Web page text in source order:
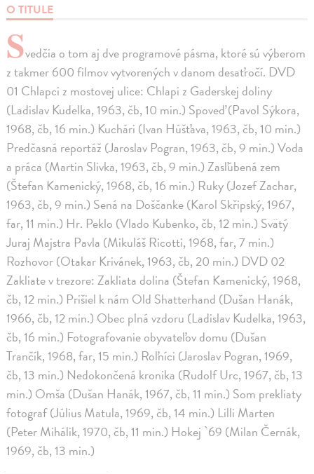
O TITULE
Svedčia o tom aj dve programové pásma, ktoré sú výberom
z takmer 600 filmov vytvorených v danom desaťročí. DVD
01 Chlapci z mostovej ulice: Chlapi z Gaderskej doliny
(Ladislav Kudelka, 1963, čb, 10 min.) Spoveď (Pavol Sýkora,
1968, čb, 16 min.) Kuchári (Ivan Húšťava, 1963, čb, 10 min.)
Predčasná reportáž (Jaroslav Pogran, 1963, čb, 9 min.) Voda
a práca (Martin Slivka, 1963, čb, 9 min.) Zasľúbená zem
(Štefan Kamenický, 1968, čb, 16 min.) Ruky (Jozef Zachar,
1963, čb, 9 min.) Sená na Doščanke (Karol Skřipský, 1967,
far, 11 min.) Hr. Peklo (Vlado Kubenko, čb, 12 min.) Svätý
Juraj Majstra Pavla (Mikuláš Ricotti, 1968, far, 7 min.)
Rozhovor (Otakar Krivánek, 1963, čb, 20 min.) DVD 02
Zakliate v trezore: Zakliata dolina (Štefan Kamenický, 1968,
čb, 12 min.) Prišiel k nám Old Shatterhand (Dušan Hanák,
1966, čb, 12 min.) Obec plná vzdoru (Ladislav Kudelka, 1963,
čb, 16 min.) Fotografovanie obyvateľov domu (Dušan
Trančík, 1968, far, 15 min.) Roľníci (Jaroslav Pogran, 1969,
čb, 13 min.) Nedokončená kronika (Rudolf Urc, 1967, čb, 13
min.) Omša (Dušan Hanák, 1967, čb, 11 min.) Som prekliaty
fotograf (Július Matula, 1969, čb, 14 min.) Lilli Marten
(Peter Mihálik, 1970, čb, 11 min.) Hokej `69 (Milan Černák,
1969, čb, 13 min.)